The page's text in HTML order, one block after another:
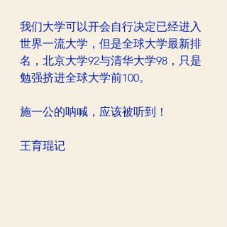
我们大学可以开会自行决定已经进入
世界一流大学，但是全球大学最新排
名，北京大学92与清华大学98，只是
勉强挤进全球大学前100。
施一公的呐喊，应该被听到！
王育琨记